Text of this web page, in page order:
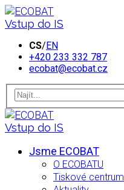
Vstup do IS
CS/EN
+420 233 332 787
ecobat@ecobat.cz
Vstup do IS
Jsme ECOBAT
O ECOBATU
Tiskové centrum